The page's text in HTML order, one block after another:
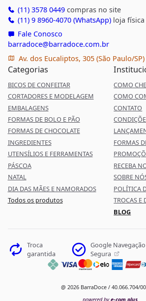
(11) 3578 0449compras no site
(11) 9 8960-4070 (WhatsApp)loja física
Fale Conosco
barradoce@barradoce.com.br
Av. dos Eucaliptos, 305 (São Paulo/SP)
Categorias
BICOS DE CONFEITAR
CORTADORES E MODELAGEM
EMBALAGENS
FORMAS DE BOLO E PÃO
FORMAS DE CHOCOLATE
INGREDIENTES
UTENSÍLIOS E FERRAMENTAS
PÁSCOA
NATAL
DIA DAS MÃES E NAMORADOS
Todos os produtos
COMO
COMO
CONTATO
FORMAS
RECEBA
SOBRE
POLÍTICA
TROCAS E
BLOG
Troca
garantida
Google Navegação
Segura
@ 2026 BarraDoce / 40.066.704/
powered bye-com.plus